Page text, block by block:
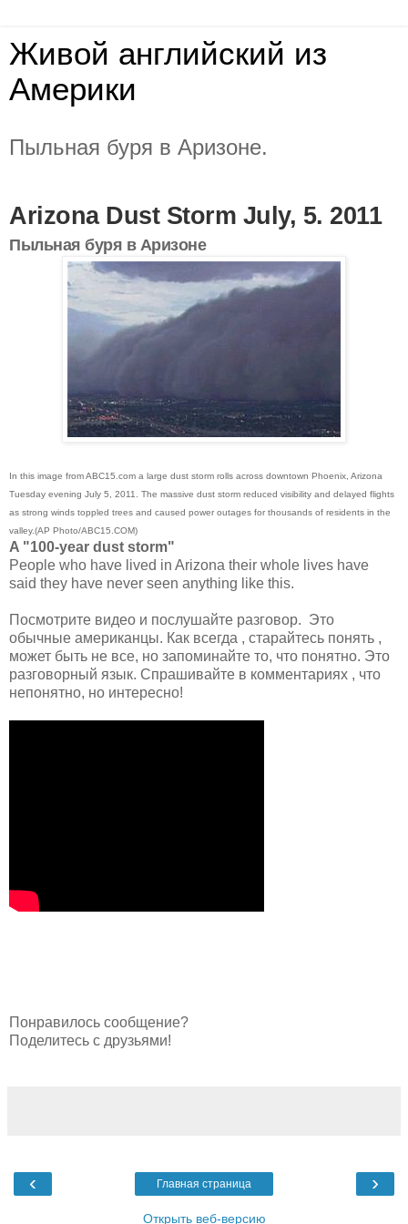
Живой английский из
Америки
Пыльная буря в Аризоне.
Arizona Dust Storm July, 5. 2011
Пыльная буря в Аризоне
In this image from ABC15.com a large dust storm rolls across downtown Phoenix, Arizona
Tuesday evening July 5, 2011. The massive dust storm reduced visibility and delayed flights
as strong winds toppled trees and caused power outages for thousands of residents in the
valley.(AP Photo/ABC15.COM)
A "100-year dust storm"
People who have lived in Arizona their whole lives have
said they have never seen anything like this.
Посмотрите видео и послушайте разговор. Это
обычные американцы. Как всегда , старайтесь понять ,
может быть не все, но запоминайте то, что понятно. Это
разговорный язык. Спрашивайте в комментариях , что
непонятно, но интересно!
Понравилось cообщение?
Поделитесь с друзьями!
‹ ›
Главная страница
Открыть веб-версию